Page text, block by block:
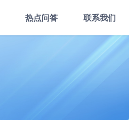
热点问答 联系我们